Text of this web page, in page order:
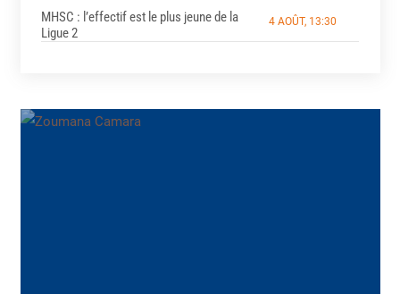
MHSC : l’effectif est le plus jeune de la
Ligue 2
4 AOÛT, 13:30